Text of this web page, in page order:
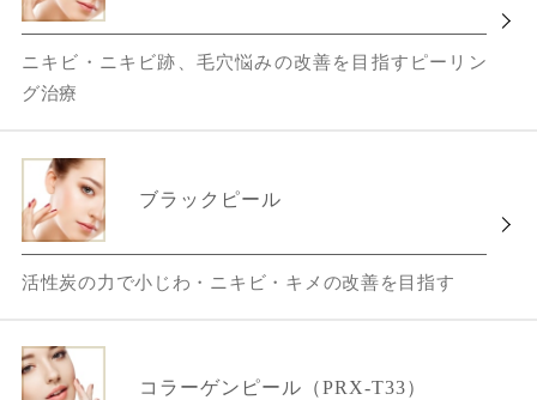
ニキビ・ニキビ跡、毛穴悩みの改善を目指すピーリン
グ治療
ブラックピール
活性炭の力で小じわ・ニキビ・キメの改善を目指す
コラーゲンピール（PRX-T33）